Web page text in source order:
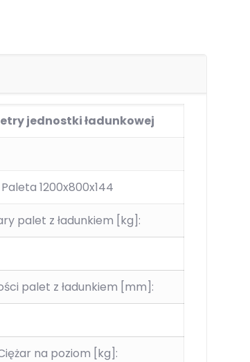
jednostki ładunkowej
Paleta 1200x800x144
palet z ładunkiem [kg]:
palet z ładunkiem [mm]:
na poziom [kg]: